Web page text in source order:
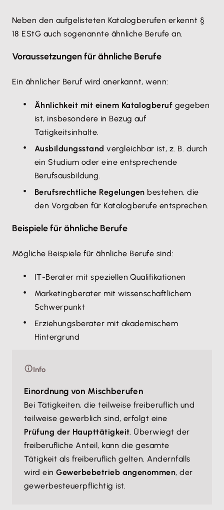
Neben den aufgelisteten Katalogberufen erkennt §
18 EStG auch sogenannte ähnliche Berufe an.
Voraussetzungen für ähnliche Berufe
Ein ähnlicher Beruf wird anerkannt, wenn:
Ähnlichkeit mit einem Katalogberuf gegeben
ist, insbesondere in Bezug auf
Tätigkeitsinhalte.
Ausbildungsstand vergleichbar ist, z. B. durch
ein Studium oder eine entsprechende
Berufsausbildung.
Berufsrechtliche Regelungen bestehen, die
den Vorgaben für Katalogberufe entsprechen.
Beispiele für ähnliche Berufe
Mögliche Beispiele für ähnliche Berufe sind:
IT-Berater mit speziellen Qualifikationen
Marketingberater mit wissenschaftlichem
Schwerpunkt
Erziehungsberater mit akademischem
Hintergrund
Info
Einordnung von Mischberufen
Bei Tätigkeiten, die teilweise freiberuflich und
teilweise gewerblich sind, erfolgt eine
Prüfung der Haupttätigkeit. Überwiegt der
freiberufliche Anteil, kann die gesamte
Tätigkeit als freiberuflich gelten. Andernfalls
wird einGewerbebetrieb angenommen, der
gewerbesteuerpflichtig ist.